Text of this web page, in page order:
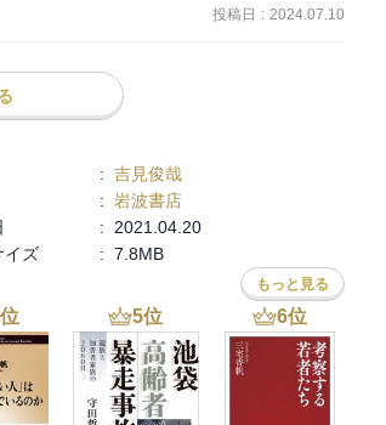
の中に日本の大半の大学は含まれていな
ルの大学の再来』はロマンチシズムに溢
悪いものではない。高等教育は彼らこそ享
投稿日 : 2024.07.10
: 吉見俊哉
: 岩波書店
:
2021.04.20
イズ : 7.8MB
もっと見る
位 5位 6位